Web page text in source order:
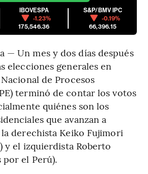
IBOVESPA
-1.23%
175,546.36
S&P/BMV IPC
-0.19%
66,396.15
— Un mes y dos días después
elecciones generales en
de Procesos
terminó de contar los votos
quiénes son los
que avanzan a
derechista Keiko Fujimori
y el izquierdista Roberto
por el Perú).